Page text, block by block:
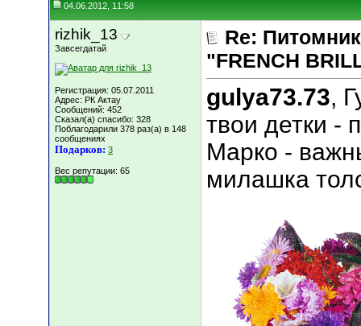
04.06.2012, 11:58
rizhik_13
Завсегдатай
Регистрация: 05.07.2011
Адрес: РК Актау
Сообщений: 452
Сказал(а) спасибо: 328
Поблагодарили 378 раз(а) в 148
сообщениях
Подарков: 3
Вес репутации: 65
Re:
"FRENCH
gulya73.73,
твои детки -
Марко -
милашка